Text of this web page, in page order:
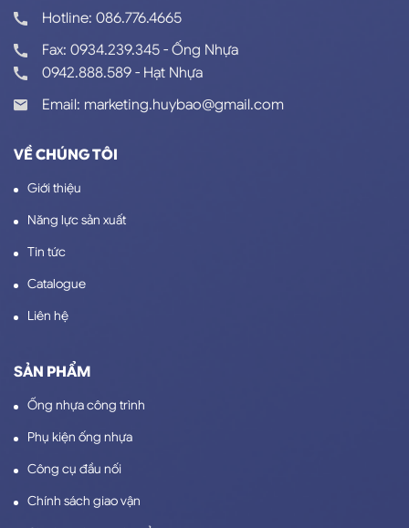
Hotline: 086.776.4665
Fax: 0934.239.345 - Ống Nhựa
0942.888.589 - Hạt Nhựa
Email: marketing.huybao@gmail.com
VỀ CHÚNG TÔI
Giới thiệu
Năng lực sản xuất
Tin tức
Catalogue
Liên hệ
SẢN PHẨM
Ống nhựa công trình
Phụ kiện ống nhựa
Công cụ đầu nối
Chính sách giao vận